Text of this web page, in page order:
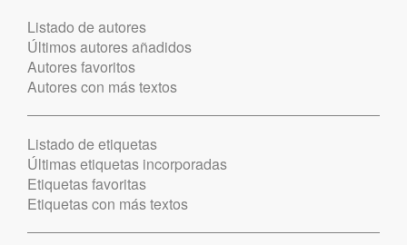
Listado de autores
Últimos autores añadidos
Autores favoritos
Autores con más textos
Listado de etiquetas
Últimas etiquetas incorporadas
Etiquetas favoritas
Etiquetas con más textos